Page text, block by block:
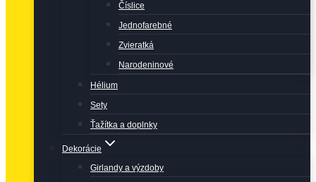
Číslice
Jednofarebné
Zvieratká
Narodeninové
Hélium
Sety
Ťažítka a doplnky
Dekorácie
Girlandy a výzdoby